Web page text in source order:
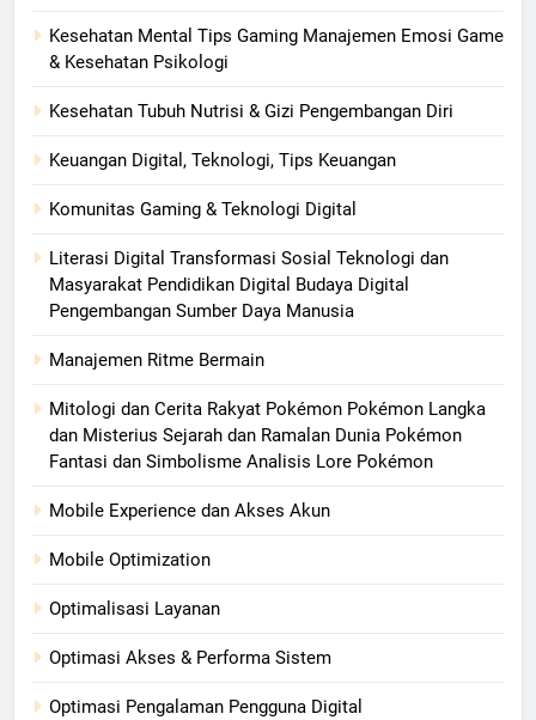
Kesehatan Mental Tips Gaming Manajemen Emosi Game
& Kesehatan Psikologi
Kesehatan Tubuh Nutrisi & Gizi Pengembangan Diri
Keuangan Digital, Teknologi, Tips Keuangan
Komunitas Gaming & Teknologi Digital
Literasi Digital Transformasi Sosial Teknologi dan
Masyarakat Pendidikan Digital Budaya Digital
Pengembangan Sumber Daya Manusia
Manajemen Ritme Bermain
Mitologi dan Cerita Rakyat Pokémon Pokémon Langka
dan Misterius Sejarah dan Ramalan Dunia Pokémon
Fantasi dan Simbolisme Analisis Lore Pokémon
Mobile Experience dan Akses Akun
Mobile Optimization
Optimalisasi Layanan
Optimasi Akses & Performa Sistem
Optimasi Pengalaman Pengguna Digital